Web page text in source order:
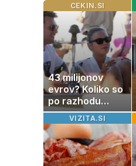
CEKIN.SI
43 milijonov
evrov? Koliko so
po razhodu
zahtevale ali
prejele
partnerice
športnih
zvezdnikov
VIZITA.SI